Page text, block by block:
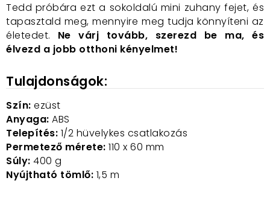
Tedd próbára ezt a sokoldalú mini zuhany fejet, és
tapasztald meg, mennyire meg tudja könnyíteni az
életedet. Ne várj tovább, szerezd be ma, és
élvezd a jobb otthoni kényelmet!
Tulajdonságok:
Szín: ezüst
Anyaga: ABS
Telepítés: 1/2 hüvelykes csatlakozás
Permetező mérete: 110 x 60 mm
Súly: 400 g
Nyújtható tömlő: 1,5 m